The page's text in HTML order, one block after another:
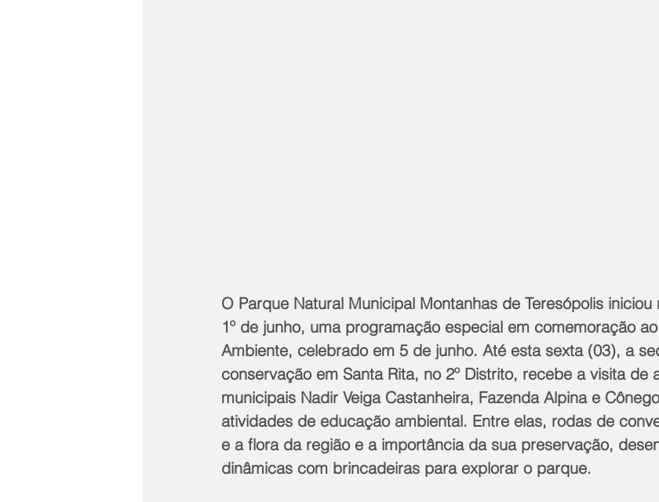
O Parque Natural Municipal Montanhas de Teresópolis
1º de junho, uma programação especial em comemoração
Ambiente, celebrado em 5 de junho. Até esta sexta (03), a
conservação em Santa Rita, no 2º Distrito, recebe a visita de
municipais Nadir Veiga Castanheira, Fazenda Alpina e
atividades de educação ambiental. Entre elas, rodas de
e a flora da região e a importância da sua preservação,
dinâmicas com brincadeiras para explorar o parque.